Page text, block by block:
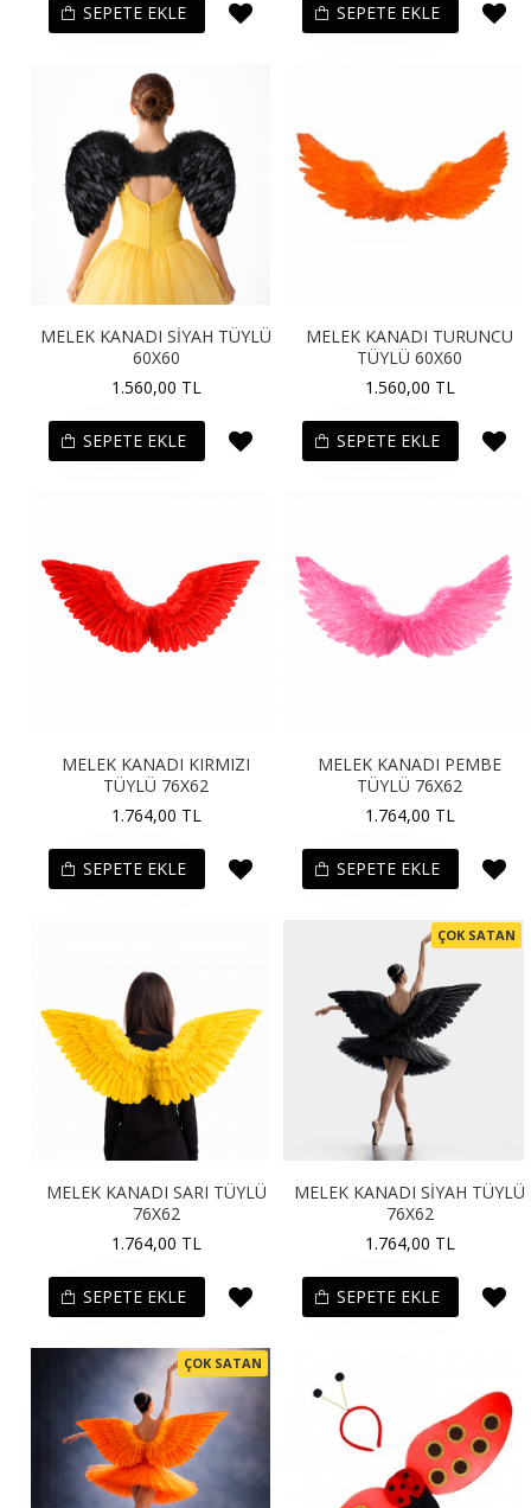
SEPETE EKLE SEPETE EKLE
MELEK KANADI SİYAH TÜYLÜ
60X60
1.560,00 TL
SEPETE EKLE
MELEK KANADI TURUNCU
TÜYLÜ 60X60
1.560,00 TL
SEPETE EKLE
MELEK KANADI KIRMIZI
TÜYLÜ 76X62
1.764,00 TL
SEPETE EKLE
MELEK KANADI PEMBE
TÜYLÜ 76X62
1.764,00 TL
SEPETE EKLE
MELEK KANADI SARI TÜYLÜ
76X62
1.764,00 TL
SEPETE EKLE
ÇOK SATAN
MELEK KANADI SİYAH TÜYLÜ
76X62
1.764,00 TL
SEPETE EKLE
ÇOK SATAN